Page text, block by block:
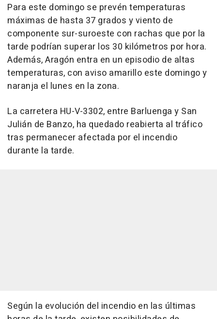
Para este domingo se prevén temperaturas
máximas de hasta 37 grados y viento de
componente sur-suroeste con rachas que por la
tarde podrían superar los 30 kilómetros por hora.
Además, Aragón entra en un episodio de altas
temperaturas, con aviso amarillo este domingo y
naranja el lunes en la zona.
La carretera HU-V-3302, entre Barluenga y San
Julián de Banzo, ha quedado reabierta al tráfico
tras permanecer afectada por el incendio
durante la tarde.
Según la evolución del incendio en las últimas